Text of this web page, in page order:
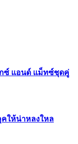
มิกซ์ แอนด์ แม็ทซ์ชุดคู่
คให้น่าหลงใหล